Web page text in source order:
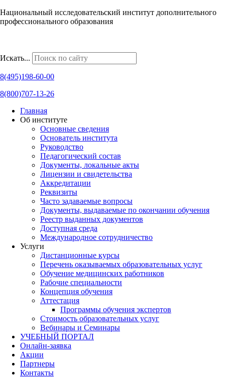
Национальный исследовательский институт дополнительного
профессионального образования
Искать...
8(495)198-60-00
8(800)707-13-26
Главная
Об институте
Основные сведения
Основатель института
Руководство
Педагогический состав
Документы, локальные акты
Лицензии и свидетельства
Аккредитации
Реквизиты
Часто задаваемые вопросы
Документы, выдаваемые по окончании обучения
Реестр выданных документов
Доступная среда
Международное сотрудничество
Услуги
Дистанционные курсы
Перечень оказываемых образовательных услуг
Обучение медицинских работников
Рабочие специальности
Концепция обучения
Аттестация
Программы обучения экспертов
Стоимость образовательных услуг
Вебинары и Семинары
УЧЕБНЫЙ ПОРТАЛ
Онлайн-заявка
Акции
Партнеры
Контакты